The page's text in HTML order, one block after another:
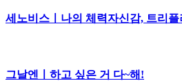
세노비스ㅣ나의 체력자신감, 트리플
그날엔ㅣ하고 싶은 거 다~해!